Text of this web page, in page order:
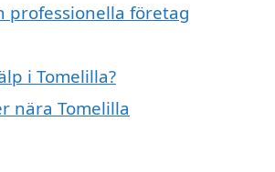
professionella företag
i Tomelilla?
nära Tomelilla